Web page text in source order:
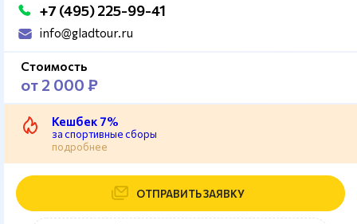
+7 (495) 225-99-41
info@gladtour.ru
Стоимость
от 2 000 ₽
Кешбек 7%
за спортивные сборы
подробнее
ОТПРАВИТЬ ЗАЯВКУ